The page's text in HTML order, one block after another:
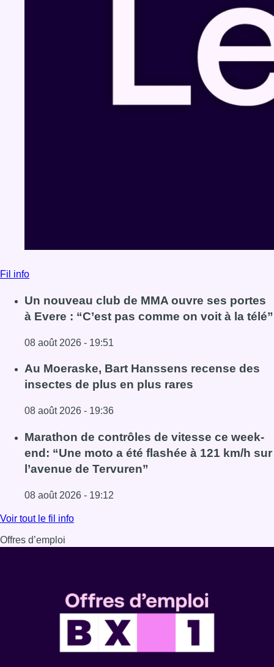
Fil info
Un nouveau club de MMA ouvre ses portes
à Evere : “C’est pas comme on voit à la télé”
08 août 2026 - 19:51
Lire l'article Un nouveau club de MMA ouvre ses portes à
Au Moeraske, Bart Hanssens recense des
insectes de plus en plus rares
08 août 2026 - 19:36
Lire l'article Au Moeraske, Bart Hanssens recense des
Marathon de contrôles de vitesse ce week-
end: “Une moto a été flashée à 121 km/h sur
l’avenue de Tervuren”
08 août 2026 - 19:12
Lire l'article Marathon de contrôles de vitesse ce week-
Voir tout le fil info
Offres d’emploi